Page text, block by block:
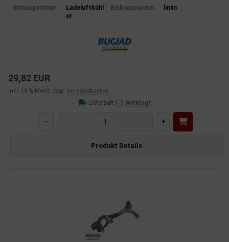
Einbauposition
Ladeluftkühl
er
Einbauposition links
29,82 EUR
inkl. 19 % MwSt. zzgl. Versandkosten
Lieferzeit:1-3 Werktage
- +
Produkt Details